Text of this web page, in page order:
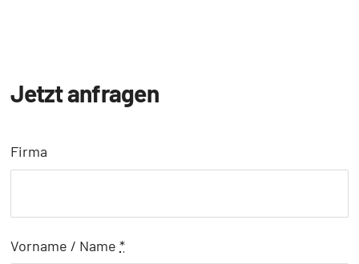
Jetzt anfragen
Firma
Vorname / Name*